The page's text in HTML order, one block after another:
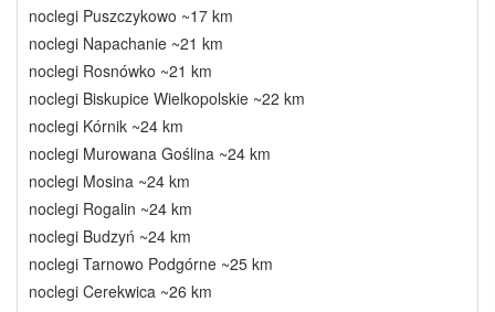
noclegi Puszczykowo ~17 km
noclegi Napachanie ~21 km
noclegi Rosnówko ~21 km
noclegi Biskupice Wielkopolskie ~22 km
noclegi Kórnik ~24 km
noclegi Murowana Goślina ~24 km
noclegi Mosina ~24 km
noclegi Rogalin ~24 km
noclegi Budzyń ~24 km
noclegi Tarnowo Podgórne ~25 km
noclegi Cerekwica ~26 km